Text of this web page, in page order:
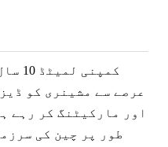
Zhengzhou Zomagtc کمپنی لمیٹڈ
10
عرصے سے مشینری کو
اور مارکیٹنگ کر رہے
طور پر چین کی